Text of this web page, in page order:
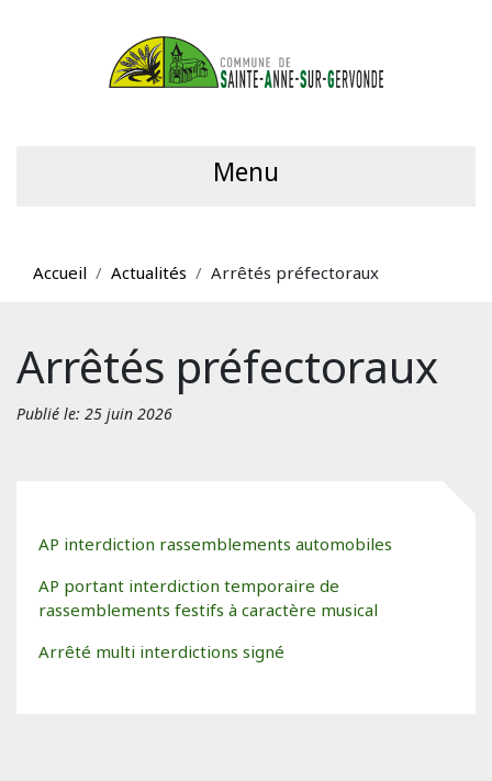
Menu
Accueil Actualités Arrêtés préfectoraux
Arrêtés préfectoraux
Publié le: 25 juin 2026
AP interdiction rassemblements automobiles
AP portant interdiction temporaire de
rassemblements festifs à caractère musical
Arrêté multi interdictions signé